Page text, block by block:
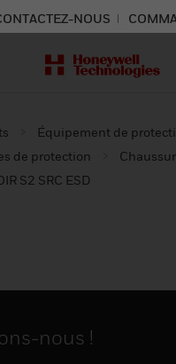
NOUS
Équipement de
de protection
S2 SRC ESD
nous !